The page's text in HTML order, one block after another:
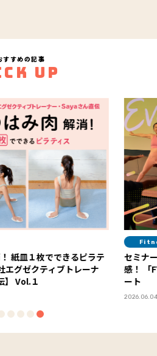
すすめの記事
UP
紙皿１枚でできるピラテ
エグゼクティブトレーナ
】 Vol.１
セミナ
感！ 「FYTTEウェルネスデイ」イベントレポ
ート